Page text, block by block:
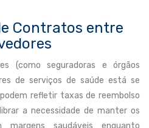
Contratos entre
(como seguradoras e órgãos
de serviços de saúde está se
refletir taxas de reembolso
a necessidade de manter os